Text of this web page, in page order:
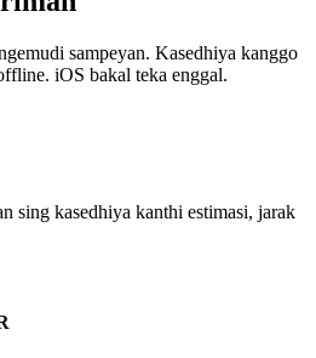
sampeyan. Kasedhiya kanggo
iOS bakal teka enggal.
sing kasedhiya kanthi estimasi, jarak